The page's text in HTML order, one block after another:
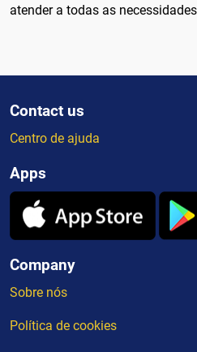
atender a todas as
Contact us
Centro de ajuda
Apps
Company
Sobre nós
Política de cookies